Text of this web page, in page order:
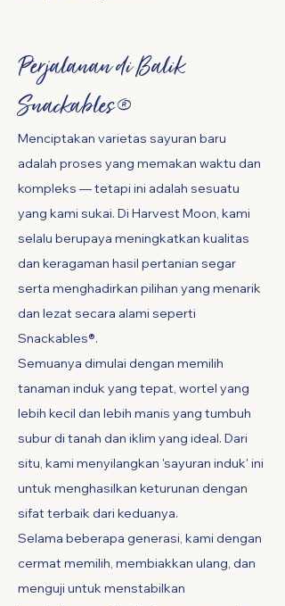
Perjalanan di Balik
Snackables®
Menciptakan varietas sayuran baru
adalah proses yang memakan waktu dan
kompleks — tetapi ini adalah sesuatu
yang kami sukai. Di Harvest Moon, kami
selalu berupaya meningkatkan kualitas
dan keragaman hasil pertanian segar
serta menghadirkan pilihan yang menarik
dan lezat secara alami seperti
Snackables®.
Semuanya dimulai dengan memilih
tanaman induk yang tepat, wortel yang
lebih kecil dan lebih manis yang tumbuh
subur di tanah dan iklim yang ideal. Dari
situ, kami menyilangkan 'sayuran induk' ini
untuk menghasilkan keturunan dengan
sifat terbaik dari keduanya.
Selama beberapa generasi, kami dengan
cermat memilih, membiakkan ulang, dan
menguji untuk menstabilkan